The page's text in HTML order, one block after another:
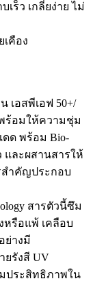
ร็ว เกลี่ยง่าย ไม่
คือง
เอสพีเอฟ 50+/
ร้อมให้ความชุ่ม
ด พร้อม Bio-
และผสานสารให้
ำคัญประกอบ
สารตัวนี้ซึม
หรือแพ้ เคลือบ
ย่างมี
ยรังสี UV
ริมประสิทธิภาพใน